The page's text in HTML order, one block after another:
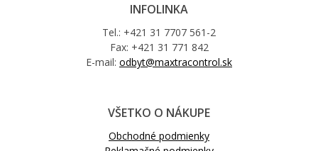
INFOLINKA
Tel.: +421 31 7707 561-2
Fax: +421 31 771 842
E-mail: odbyt@maxtracontrol.sk
VŠETKO O NÁKUPE
Obchodné podmienky